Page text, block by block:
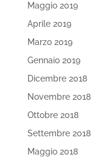
Maggio 2019
Aprile 2019
Marzo 2019
Gennaio 2019
Dicembre 2018
Novembre 2018
Ottobre 2018
Settembre 2018
Maggio 2018